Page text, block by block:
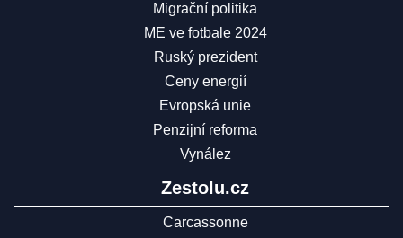
Migrační politika
ME ve fotbale 2024
Ruský prezident
Ceny energií
Evropská unie
Penzijní reforma
Vynález
Zestolu.cz
Carcassonne